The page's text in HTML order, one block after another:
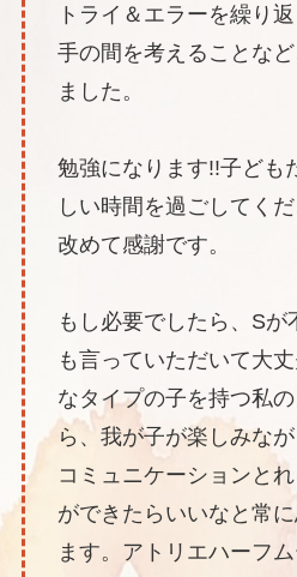
トライ＆エラーを繰り
手の間を考えることな
ました。
勉強になります!!子ども
しい時間を過ごしてく
改めて感謝です。
もし必要でしたら、Sが
も言っていただいて大
なタイプの子を持つ私
ら、我が子が楽しみな
コミュニケーションとれ
ができたらいいなと常
ます。アトリエハーフ